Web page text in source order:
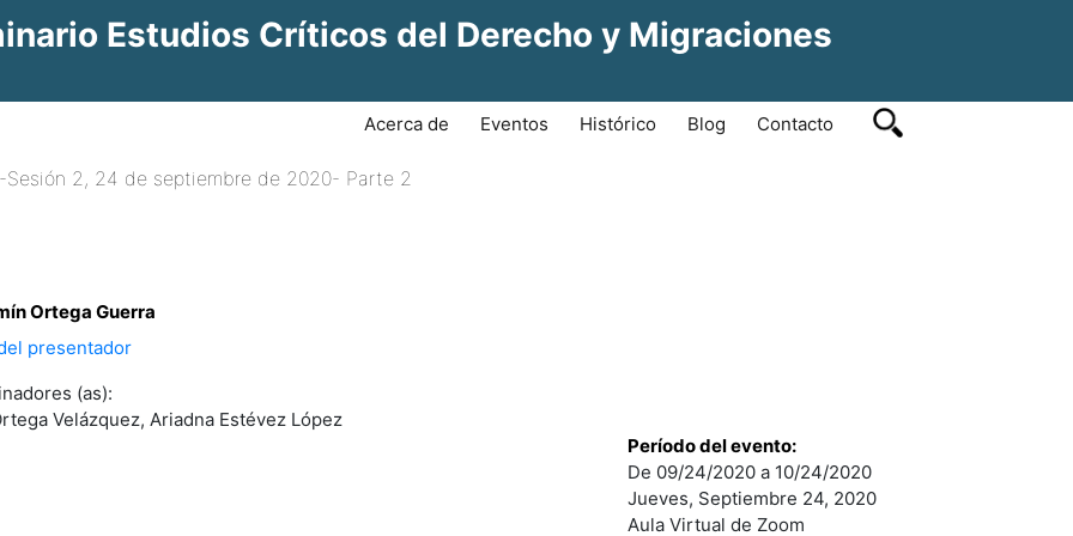
Estudios Críticos del Derecho y Migraciones
Acerca de (current)
Eventos Histórico Blog Contacto
Sesión 2, 24 de septiembre de 2020- Parte 2
Ortega Guerra
presentador
(as):
Velázquez, Ariadna Estévez López
Período del evento:
De 09/24/2020 a 10/24/2020
Jueves, Septiembre 24, 2020
Aula Virtual de Zoom